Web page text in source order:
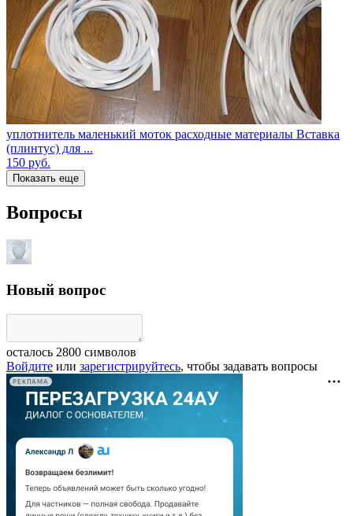
уплотнитель маленький моток расходные материалы Вставка
(плинтус) для ...
150 руб.
Показать еще
Вопросы
Новый вопрос
осталось 2800 символов
Войдите или зарегистрируйтесь, чтобы задавать вопросы
РЕКЛАМА